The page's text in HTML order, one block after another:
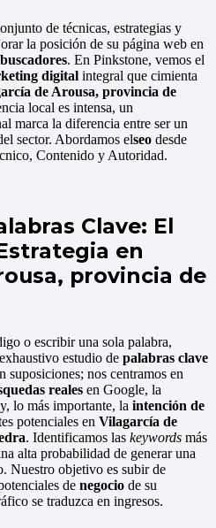
de técnicas, estrategias y
la posición de su página web en
buscadores. En Pinkstone, vemos el
digital integral que cimienta
de Arousa, provincia de
local es intensa, un
marca la diferencia entre ser un
sector. Abordamos elseo desde
Contenido y Autoridad.
Clave: El
en
provincia de
o escribir una sola palabra,
estudio de palabras clave
suposiciones; nos centramos en
reales en Google, la
y, lo más importante, la intención de
potenciales en Vilagarcía de
. Identificamos las keywords más
alta probabilidad de generar una
Nuestro objetivo es subir de
de negocio de su
se traduzca en ingresos.